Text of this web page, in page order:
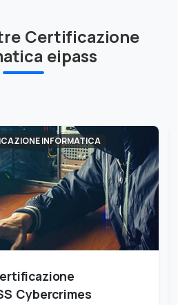
Certificazione
eipass
INFORMATICA
Cybercrimes